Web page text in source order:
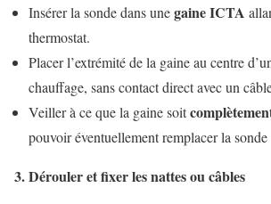
Insérer la sonde dans unegaine ICTA
thermostat.
Placer l’extrémité de la gaine au centre
chauffage, sans contact direct avec un
Veiller à ce que la gaine soit
pouvoir éventuellement remplacer la
3. Dérouler et fixer les nattes ou câbles